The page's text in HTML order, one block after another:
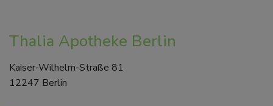
Thalia Apotheke Berlin
Kaiser-Wilhelm-Straße 81
12247 Berlin